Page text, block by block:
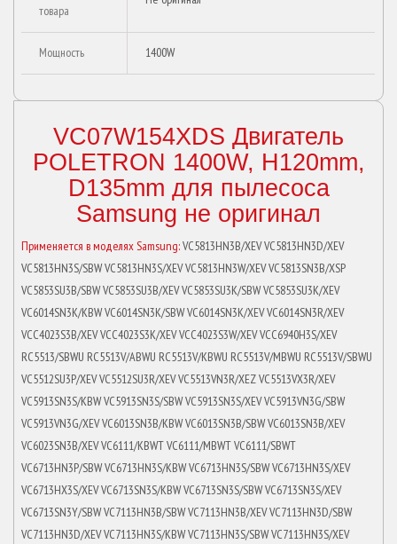
товара
Мощность 1400W
VC07W154XDS Двигатель
POLETRON 1400W, H120mm,
D135mm для пылесоса
Samsung не оригинал
Применяется в моделях Samsung:VC5813HN3B/XEV VC5813HN3D/XEV
VC5813HN3S/SBW VC5813HN3S/XEV VC5813HN3W/XEV VC5813SN3B/XSP
VC5853SU3B/SBW VC5853SU3B/XEV VC5853SU3K/SBW VC5853SU3K/XEV
VC6014SN3K/KBW VC6014SN3K/SBW VC6014SN3K/XEV VC6014SN3R/XEV
VCC4023S3B/XEV VCC4023S3K/XEV VCC4023S3W/XEV VCC6940H3S/XEV
RC5513/SBWU RC5513V/ABWU RC5513V/KBWU RC5513V/MBWU RC5513V/SBWU
VC5512SU3P/XEV VC5512SU3R/XEV VC5513VN3R/XEZ VC5513VX3R/XEV
VC5913SN3S/KBW VC5913SN3S/SBW VC5913SN3S/XEV VC5913VN3G/SBW
VC5913VN3G/XEV VC6013SN3B/KBW VC6013SN3B/SBW VC6013SN3B/XEV
VC6023SN3B/XEV VC6111/KBWT VC6111/MBWT VC6111/SBWT
VC6713HN3P/SBW VC6713HN3S/KBW VC6713HN3S/SBW VC6713HN3S/XEV
VC6713HX3S/XEV VC6713SN3S/KBW VC6713SN3S/SBW VC6713SN3S/XEV
VC6713SN3Y/SBW VC7113HN3B/SBW VC7113HN3B/XEV VC7113HN3D/SBW
VC7113HN3D/XEV VC7113HN3S/KBW VC7113HN3S/SBW VC7113HN3S/XEV